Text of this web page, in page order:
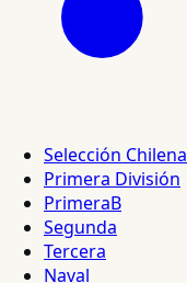
Selección Chilena
Primera División
PrimeraB
Segunda
Tercera
Naval